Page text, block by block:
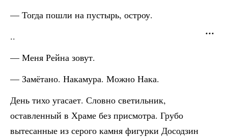
— Тогда пошли на пустырь, остроу.
..
— Меня Рейна зовут.
— Замётано. Накамура. Можно Нака.
День тихо угасает. Словно светильник,
оставленный в Храме без присмотра. Грубо
вытесанные из серого камня фигурки Досодзин